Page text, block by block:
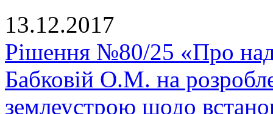
13.12.2017
Рішення №80/25 «Про
Бабковій О.М. на
землеустрою щодо